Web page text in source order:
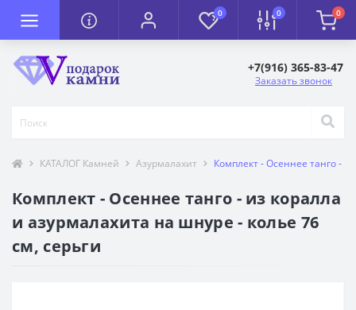
0 0 0
+7(916) 365-83-47
Заказать звонок
КАТАЛОГ Камней Азурмалахит Комплект - Осеннее танго -
Комплект - Осеннее танго - из коралла
и азурмалахита на шнуре - колье 76
см, серьги